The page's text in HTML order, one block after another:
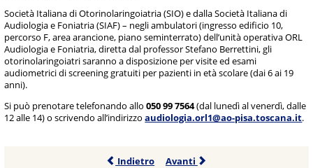
Società Italiana di Otorinolaringoiatria (SIO) e dalla Società Italiana di
Audiologia e Foniatria (SIAF) – negli ambulatori (ingresso edificio 10,
percorso F, area arancione, piano seminterrato) dell’unità operativa ORL
Audiologia e Foniatria, diretta dal professor Stefano Berrettini, gli
otorinolaringoiatri saranno a disposizione per visite ed esami
audiometrici di screening gratuiti per pazienti in età scolare (dai 6 ai 19
anni).
Si può prenotare telefonando allo050 99 7564(dal lunedì al venerdì, dalle
12 alle 14) o scrivendo all’indirizzoaudiologia.orl1@ao-pisa.toscana.it.
Indietro Avanti